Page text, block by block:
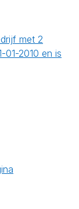
met 2
01-2010 en is